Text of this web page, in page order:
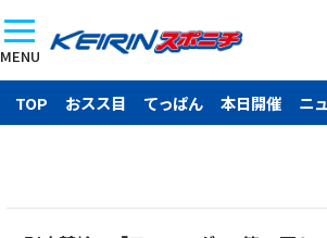
MENU
TOP おスス目 てっぱん 本日開催 ニ